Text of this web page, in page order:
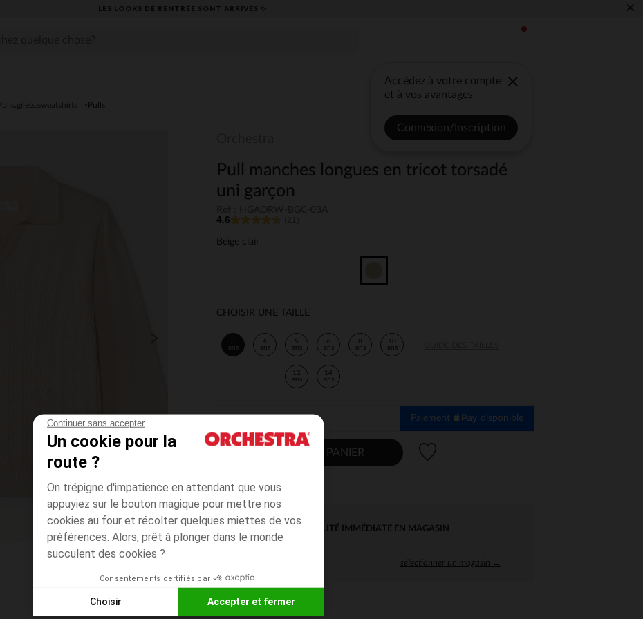
Continuer sans accepter
Un cookie pour la
route ?
On trépigne d'impatience en attendant que vous
appuyiez sur le bouton magique pour mettre nos
cookies au four et récolter quelques miettes de vos
préférences. Alors, prêt à plonger dans le monde
succulent des cookies ?
Consentements certifiés par
Choisir Accepter et fermer
LES LOOKS DE RENTRÉE SONT ARRIVÉS ✨ ×
Accédez à votre compte
et à vos avantages
Connexion/Inscription
Pulls,gilets,sweatshirts Pulls
Pull manches longues en tricot torsadé
uni garçon
4.6
Beige clair
CHOISIR UNE TAILLE
3
ans
4
ans
5
ans
6
ans
8
ans
10
ans
12
ans
14
ans
Paiement disponible
AJOUTER AU PANIER
DISPONIBILITÉ IMMÉDIATE EN MAGASIN
sélectionner un magasin →